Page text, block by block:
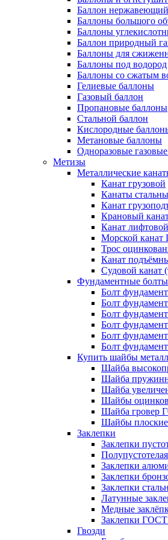
Баллон нержавеющий
Баллоны большого
Баллоны
Баллон природный
Баллоны для
Баллоны под водород
Баллоны со сжатым
Гелиевые баллоны
Газовый баллон
Пропановые баллоны
Стальной баллон
Кислородные
Метановые баллоны
Одноразовые
Метизы
Металлические
Канат грузовой
Канаты
Канат
Крановый
Канат
Морской
Трос
Канат
Судовой канат
Фундаментные болты
Болт
Болт
Болт
Болт
Болт
Болт
Купить шайбы
Шайба
Шайба
Шайба
Шайбы
Шайба гровер
Шайбы
Заклепки
Заклепки
Заклепки
Заклепки
Заклепки
Латунные
Медные
Заклепки
Гвозди